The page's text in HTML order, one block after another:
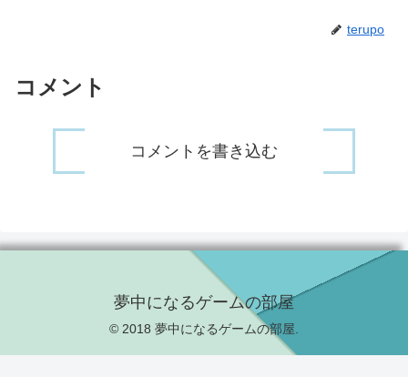
terupo
コメント
コメントを書き込む
夢中になるゲームの部屋
© 2018 夢中になるゲームの部屋.